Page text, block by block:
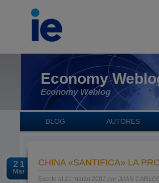
Economy
Economy Weblog
BLOG AUTORES
21
Mar
CHINA «SANTIFICA» LA
Escrito el 21 marzo 2007 por JUAN